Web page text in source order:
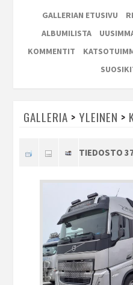
GALLERIAN ETUSIVU
ALBUMILISTA
KOMMENTIT
GALLERIA > YLEINEN >
TIEDOSTO